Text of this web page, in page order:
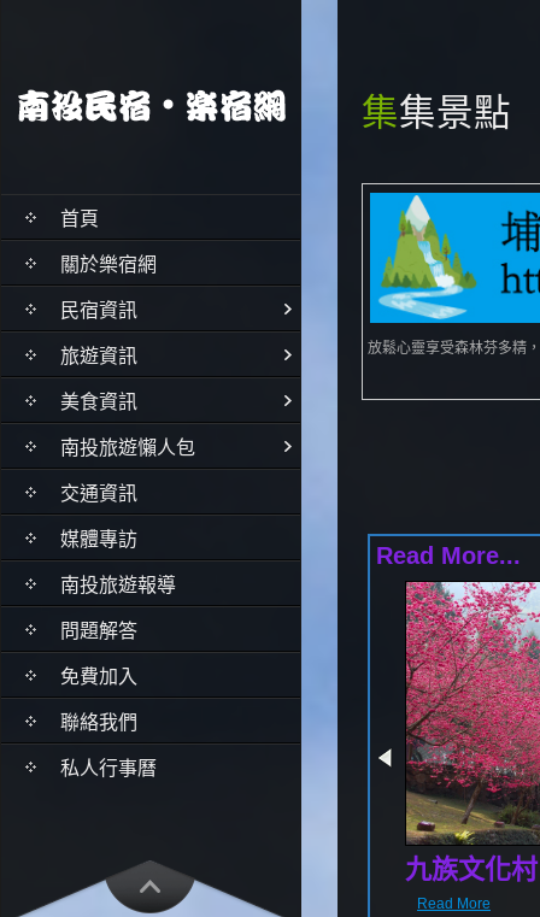
首頁
關於樂宿網
民宿資訊
旅遊資訊
美食資訊
南投旅遊懶人包
交通資訊
媒體專訪
南投旅遊報導
問題解答
免費加入
聯絡我們
私人行事曆
集集景點
放鬆心靈享受森林芬多精
Read More...
九族文化村
Read More